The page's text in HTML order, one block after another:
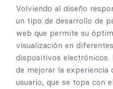
Volviendo al diseño
un tipo de desarrollo de
web que permite su
visualización en
dispositivos electrónicos.
de mejorar la experiencia
usuario, que se topa con